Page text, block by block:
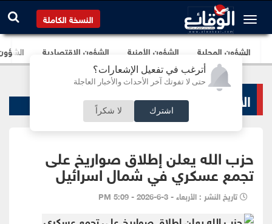
أترغب في تفعيل الإشعارات؟
حتى لا تفوتك آخر الأحداث والأخبار العاجلة
اشترك لا شكراً
النسخة الكاملة
الشؤون المحلية الشؤون الأمنية الشؤون الإقتصادية
الأخبار السياسية
حزب الله يعلن إطلاق صواريخ على
تجمع عسكري في شمال اسرائيل
تاريخ النشر : الأربعاء - 3-6-2026 - 5:09 PM